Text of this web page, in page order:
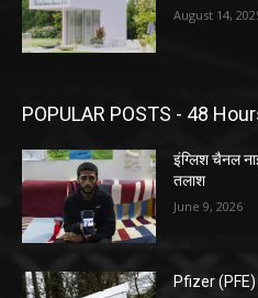
August 14,
POPULAR POSTS - 48
इंग्लिश चैनल
तलाश
June 9, 2026
Pfizer